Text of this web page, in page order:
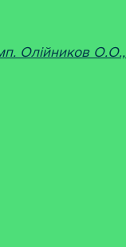
Олійников О.О.,